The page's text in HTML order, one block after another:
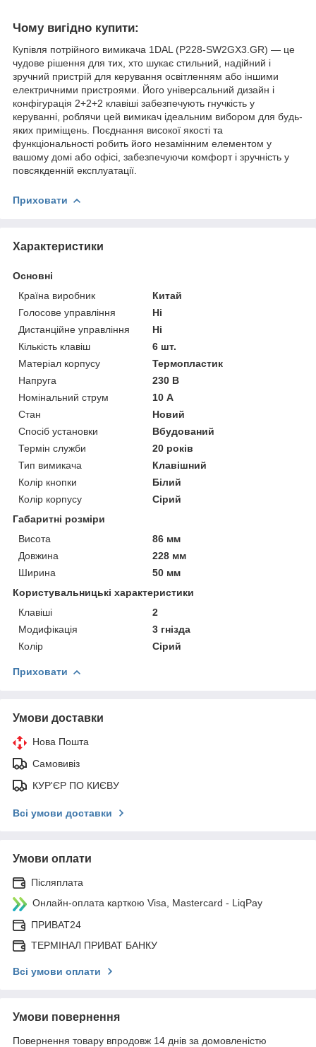
Чому вигідно купити:
Купівля потрійного вимикача 1DAL (P228-SW2GX3.GR) — це
чудове рішення для тих, хто шукає стильний, надійний і
зручний пристрій для керування освітленням або іншими
електричними пристроями. Його універсальний дизайн і
конфігурація 2+2+2 клавіші забезпечують гнучкість у
керуванні, роблячи цей вимикач ідеальним вибором для будь-
яких приміщень. Поєднання високої якості та
функціональності робить його незамінним елементом у
вашому домі або офісі, забезпечуючи комфорт і зручність у
повсякденній експлуатації.
Приховати
Характеристики
Основні
Країна виробник
Китай
Голосове управління
Ні
Дистанційне управління
Ні
Кількість клавіш
6 шт.
Матеріал корпусу
Термопластик
Напруга
230 В
Номінальний струм
10 А
Стан
Новий
Спосіб установки
Вбудований
Термін служби
20 років
Тип вимикача
Клавішний
Колір кнопки
Білий
Колір корпусу
Сірий
Габаритні розміри
Висота
86 мм
Довжина
228 мм
Ширина
50 мм
Користувальницькі характеристики
Клавіші
2
Модифікація
3 гнізда
Колір
Сірий
Приховати
Умови доставки
Нова Пошта
Самовивіз
КУР'ЄР ПО КИЄВУ
Всі умови доставки
Умови оплати
Післяплата
Онлайн-оплата карткою Visa, Mastercard - LiqPay
ПРИВАТ24
ТЕРМІНАЛ ПРИВАТ БАНКУ
Всі умови оплати
Умови повернення
Повернення товару впродовж 14 днів за домовленістю